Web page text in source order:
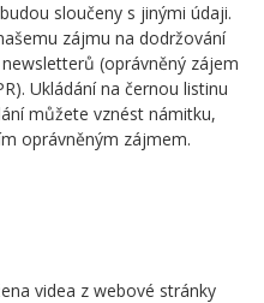
sloučeny s jinými údaji.
zájmu na dodržování
(oprávněný zájem
Ukládání na černou listinu
můžete vznést námitku,
oprávněným zájmem.
videa z webové stránky